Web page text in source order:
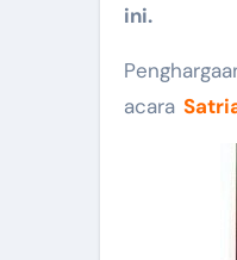
ini.
acara